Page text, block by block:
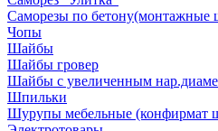
Саморезы по бетону(монтажные
Чопы
Шайбы
Шайбы гровер
Шайбы с увеличенным
Шпильки
Шурупы мебельные (конфирмат